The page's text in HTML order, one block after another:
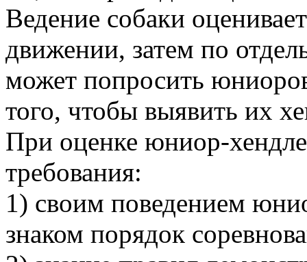
Ведение собаки
движении, затем по
может попросить
того, чтобы выявить их
При оценке юниор-
требования:
1) своим поведением
знаком порядок